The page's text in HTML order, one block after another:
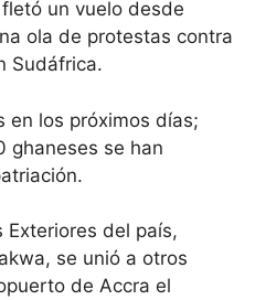
un vuelo desde
ola de protestas contra
Sudáfrica.
en los próximos días;
ghaneses se han
Exteriores del país,
se unió a otros
de Accra el